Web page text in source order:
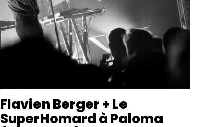
Flavien Berger + Le
SuperHomard à Paloma